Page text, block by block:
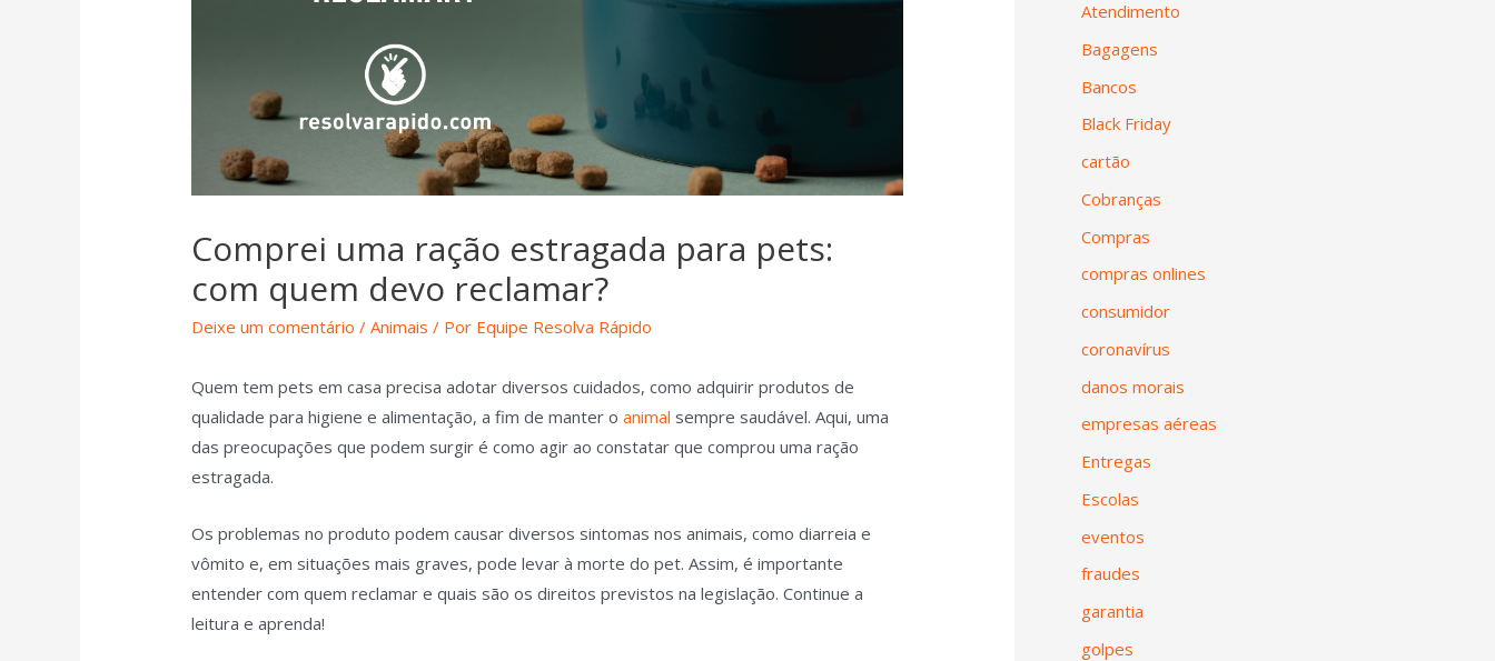
Comprei uma ração estragada para pets:
com quem devo reclamar?
Deixe um comentário /Animais / Por Equipe Resolva Rápido
Quem tem pets em casa precisa adotar diversos cuidados, como adquirir produtos de
qualidade para higiene e alimentação, a fim de manter oanimal sempre saudável. Aqui, uma
das preocupações que podem surgir é como agir ao constatar que comprou uma ração
estragada.
Os problemas no produto podem causar diversos sintomas nos animais, como diarreia e
vômito e, em situações mais graves, pode levar à morte do pet. Assim, é importante
entender com quem reclamar e quais são os direitos previstos na legislação. Continue a
leitura e aprenda!
Atendimento
Bagagens
Bancos
Black Friday
cartão
Cobranças
Compras
compras onlines
consumidor
coronavírus
danos morais
empresas aéreas
Entregas
Escolas
eventos
fraudes
garantia
golpes